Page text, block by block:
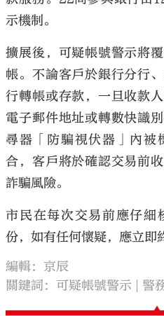
示機制。
擴展後，可疑帳號警示將
帳。不論客戶於銀行分行
行轉帳或存款，一旦收款
電子郵件地址或轉數快識
尋器「防騙視伏器」內被
合，客戶將於確認交易前
詐騙風險。
市民在每次交易前應仔細
份，如有任何懷疑，應立即
編輯：京辰
關鍵詞： 可疑帳號警示 警